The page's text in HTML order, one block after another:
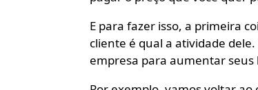
E para fazer isso, a primeira
cliente é qual a atividade
empresa para aumentar seus